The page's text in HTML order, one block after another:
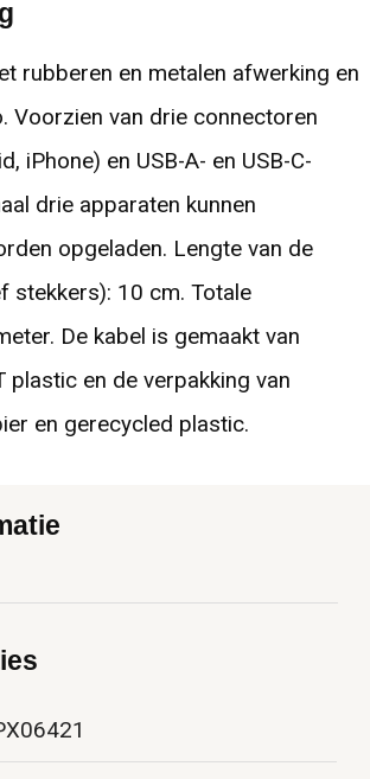
rubberen en metalen afwerking en
Voorzien van drie connectoren
iPhone) en USB-A- en USB-C-
drie apparaten kunnen
opgeladen. Lengte van de
stekkers): 10 cm. Totale
De kabel is gemaakt van
plastic en de verpakking van
en gerecycled plastic.